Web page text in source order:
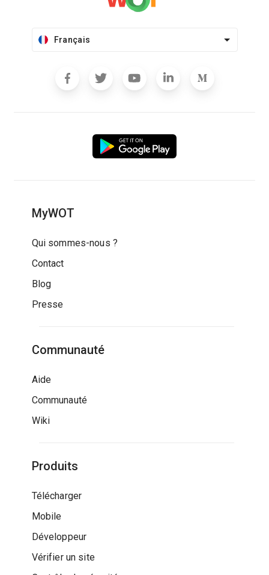
Français
MyWOT
Qui sommes-nous ?
Contact
Blog
Presse
Communauté
Aide
Communauté
Wiki
Produits
Télécharger
Mobile
Développeur
Vérifier un site